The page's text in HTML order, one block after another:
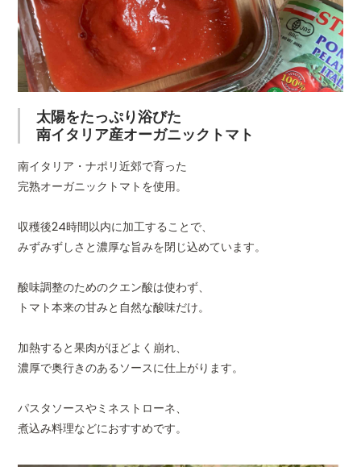
太陽をたっぷり浴びた
南イタリア産オーガニックトマト
南イタリア・ナポリ近郊で育った
完熟オーガニックトマトを使用。
収穫後24時間以内に加工することで、
みずみずしさと濃厚な旨みを閉じ込めています。
酸味調整のためのクエン酸は使わず、
トマト本来の甘みと自然な酸味だけ。
加熱すると果肉がほどよく崩れ、
濃厚で奥行きのあるソースに仕上がります。
パスタソースやミネストローネ、
煮込み料理などにおすすめです。
製造元 アグリコンセルべレーガ
ブランド STRIANESE（ストリアネー
原産国 イタリア
認証 有機JAS
原材料
容量
保存方法
※輸入品の為、外箱の潰れ
イタリア産
ホールトマト缶
イタリア産
カットトマト缶